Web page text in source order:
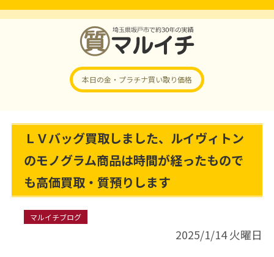
本日の金・プラチナ買い取り価格
ＬＶバッグ買取しました、ルイヴィトン
のモノグラム商品は時間が経ったもので
も高価買取・質預りします
マルイチブログ
2025/1/14 火曜日